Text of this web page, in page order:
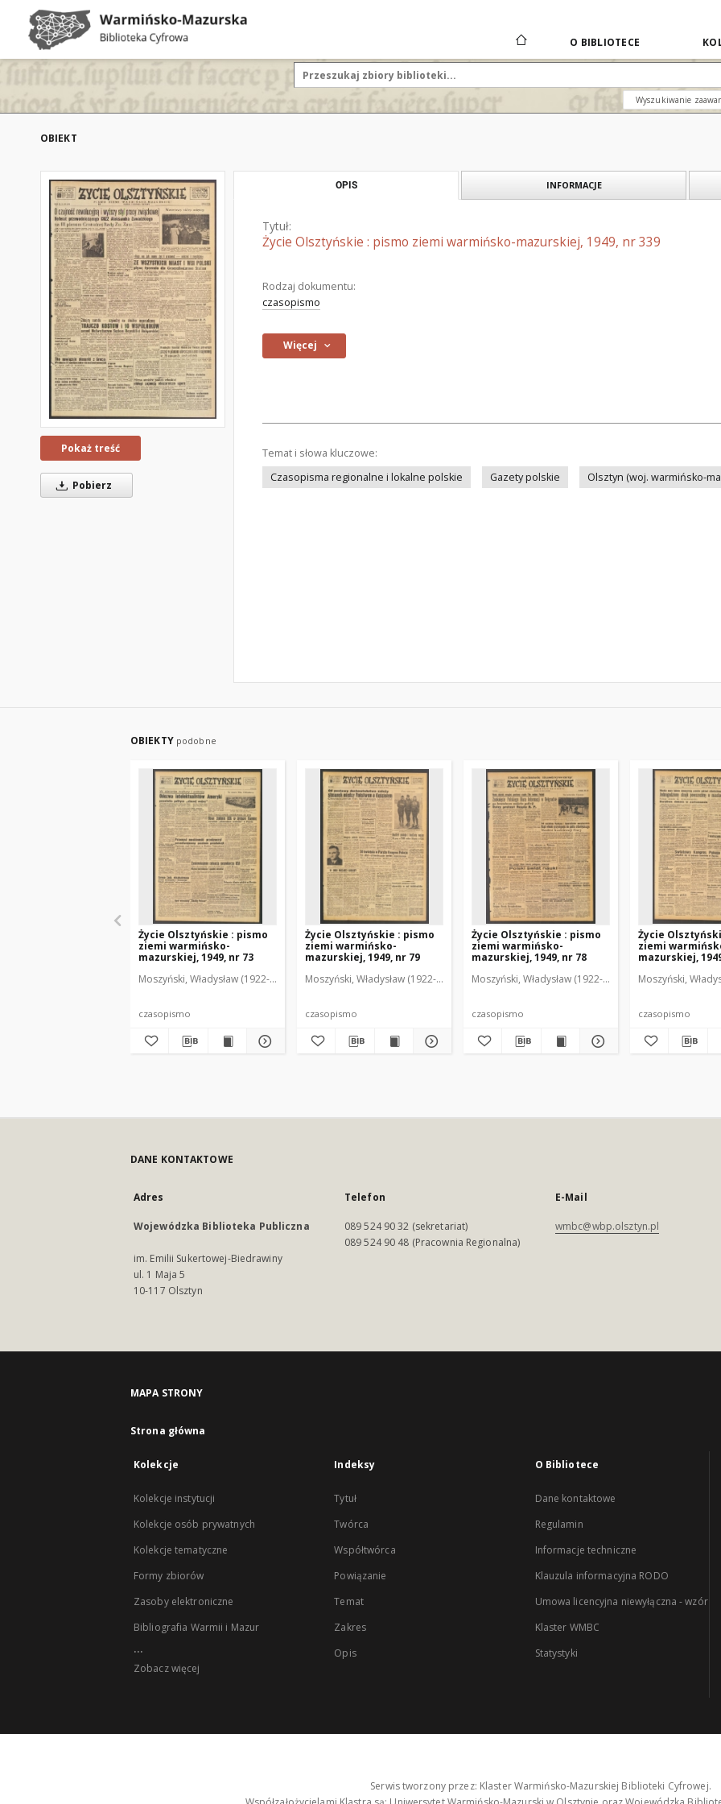
O BIBLIOTECE
Wyszukiwanie
OBIEKT
Pokaż treść
Pobierz
OPIS INFORMACJE
Tytuł:
Życie Olsztyńskie : pismo ziemi warmińsko-mazurskiej, 1949, nr 339
Rodzaj dokumentu:
czasopismo
Więcej
Temat i słowa kluczowe:
Czasopisma regionalne i lokalne polskie
Gazety polskie Olsztyn (woj. warmińsko-
OBIEKTY podobne
Życie Olsztyńskie : pismo
ziemi warmińsko-
mazurskiej, 1949, nr 73
Moszyński, Władysław (1922-2001). Red. Mroczkowski, Włodzimierz (1902-1971). Red. Osiecki, Andrzej. Red.
czasopismo
Życie Olsztyńskie : pismo
ziemi warmińsko-
mazurskiej, 1949, nr 79
Moszyński, Władysław (1922-2001). Red. Mroczkowski, Włodzimierz (1902-1971). Red.
czasopismo
Życie Olsztyńskie : pismo
ziemi warmińsko-
mazurskiej, 1949, nr 78
Moszyński, Władysław (1922-2001). Red. Mroczkowski,
czasopismo
Życie
ziemi
mazurskiej,
Moszyński,
czasopismo
DANE KONTAKTOWE
Adres
Wojewódzka Biblioteka Publiczna
im. Emilii Sukertowej-Biedrawiny
ul. 1 Maja 5
10-117 Olsztyn
Telefon
089 524 90 32 (sekretariat)
089 524 90 48 (Pracownia Regionalna)
E-Mail
wmbc@wbp.olsztyn.pl
MAPA STRONY
Strona główna
Kolekcje
Kolekcje instytucji
Kolekcje osób prywatnych
Kolekcje tematyczne
Formy zbiorów
Zasoby elektroniczne
Bibliografia Warmii i Mazur
...
Zobacz więcej
Indeksy
Tytuł
Twórca
Współtwórca
Powiązanie
Temat
Zakres
Opis
O Bibliotece
Dane kontaktowe
Regulamin
Informacje techniczne
Klauzula informacyjna RODO
Umowa licencyjna niewyłączna - wzór
Klaster WMBC
Statystyki
Serwis tworzony przez: Klaster Warmińsko-Mazurskiej Biblioteki Cyfrowej.